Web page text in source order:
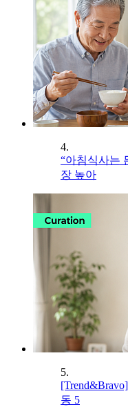
4.
“아침식사는
장 높아
5.
동 5